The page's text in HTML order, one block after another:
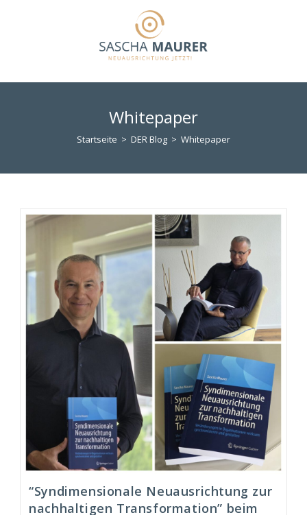
Whitepaper
Startseite > DER Blog > Whitepaper
“Syndimensionale Neuausrichtung zur
nachhaltigen Transformation” beim